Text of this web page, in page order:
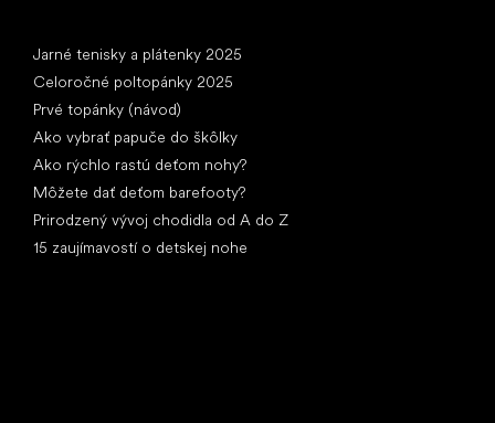
Jarné tenisky a plátenky 2025
Celoročné poltopánky 2025
Prvé topánky (návod)
Ako vybrať papuče do škôlky
Ako rýchlo rastú deťom nohy?
Môžete dať deťom barefooty?
Prirodzený vývoj chodidla od A do Z
15 zaujímavostí o detskej nohe